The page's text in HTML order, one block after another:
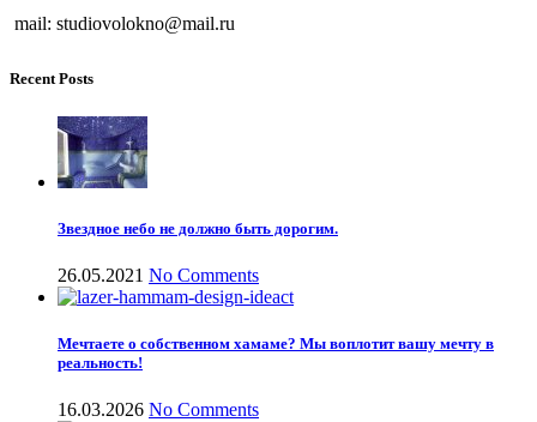
mail: studiovolokno@mail.ru
Recent Posts
Звездное небо не должно быть дорогим.
26.05.2021 No Comments
Мечтаете о собственном хамаме? Мы воплотит вашу мечту в
реальность!
16.03.2026 No Comments